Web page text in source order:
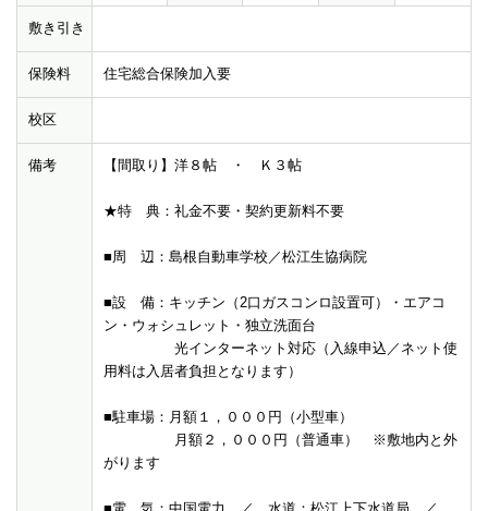
敷き引き
保険料 住宅総合保険加入要
校区
備考 【間取り】洋８帖 ・ Ｋ３帖
★特 典：礼金不要・契約更新料不要
■周 辺：島根自動車学校／松江生協病院
■設 備：キッチン（2口ガスコンロ設置可）・エアコ
ン・ウォシュレット・独立洗面台
光インターネット対応（入線申込／ネット使
用料は入居者負担となります）
■駐車場：月額１，０００円（小型車）
月額２，０００円（普通車） ※敷地内と外
がります